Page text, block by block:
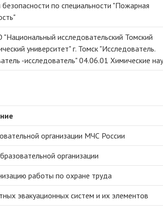
по специальности "Пожарная
исследовательский Томский
университет" г. Томск "Исследователь.
-исследователь" 04.06.01 Химические
организации МЧС России
организации
работы по охране труда
эвакуационных систем и их элементов